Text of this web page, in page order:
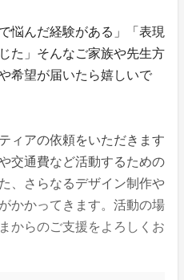
悩んだ経験がある」「表現
た」そんなご家族や先生方
希望が届いたら嬉しいで
ィアの依頼をいただきます
交通費など活動するための
、さらなるデザイン制作や
かかってきます。活動の場
からのご支援をよろしくお